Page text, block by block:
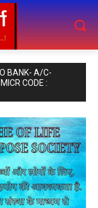
BANK- A/C-
CODE :